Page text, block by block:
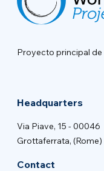
Proyecto principal de
Headquarters
Via Piave, 15 - 00046
Grottaferrata, (Rome)
Contact